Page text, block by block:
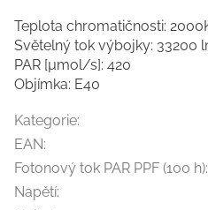
Teplota chromatičnosti:
Světelný tok výbojky: 33200
PAR [µmol/s]: 420
Objímka: E40
Kategorie:
EAN:
Fotonový tok PAR PPF (100 h):
Napětí: